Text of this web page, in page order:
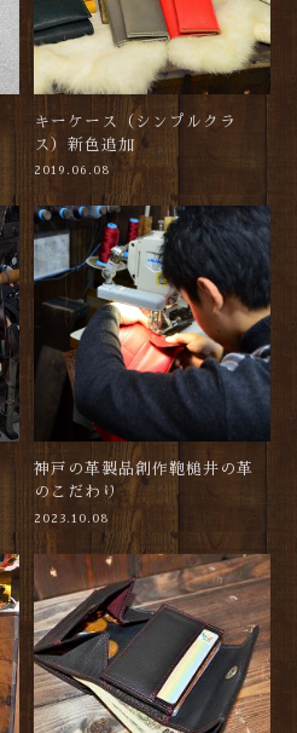
キーケース（シンプルクラ
ス）新色追加
2019.06.08
神戸の革製品創作鞄槌井の革
のこだわり
2023.10.08